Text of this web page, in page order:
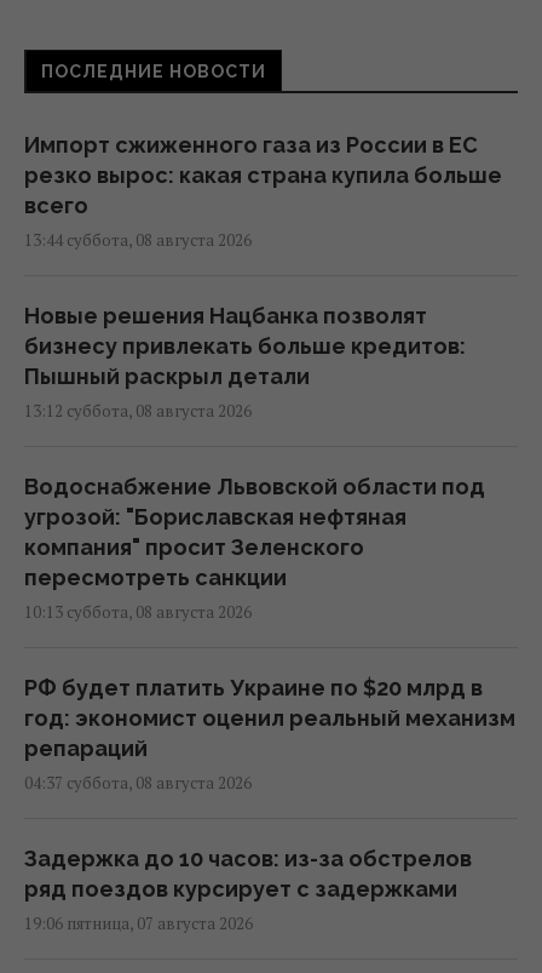
ПОСЛЕДНИЕ НОВОСТИ
Импорт сжиженного газа из России в ЕС
резко вырос: какая страна купила больше
всего
13:44 суббота, 08 августа 2026
Новые решения Нацбанка позволят
бизнесу привлекать больше кредитов:
Пышный раскрыл детали
13:12 суббота, 08 августа 2026
Водоснабжение Львовской области под
угрозой: "Бориславская нефтяная
компания" просит Зеленского
пересмотреть санкции
10:13 суббота, 08 августа 2026
РФ будет платить Украине по $20 млрд в
год: экономист оценил реальный механизм
репараций
04:37 суббота, 08 августа 2026
Задержка до 10 часов: из-за обстрелов
ряд поездов курсирует с задержками
19:06 пятница, 07 августа 2026